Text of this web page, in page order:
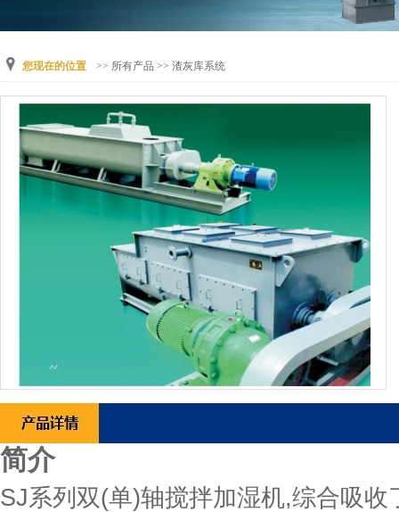
您现在的位置 >> 所有产品 >> 渣灰库系统
简介
SJ系列双(单)轴搅拌加湿机,综合吸